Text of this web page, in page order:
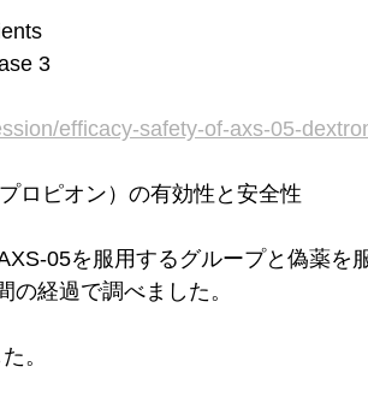
3
efficacy-safety-of-axs-05-
ロピオン）の有効性と安全性
05を服用するグループと偽薬を
経過で調べました。
。